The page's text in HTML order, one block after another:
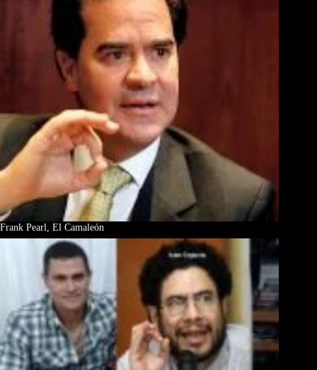
Frank Pearl, El Camaleón